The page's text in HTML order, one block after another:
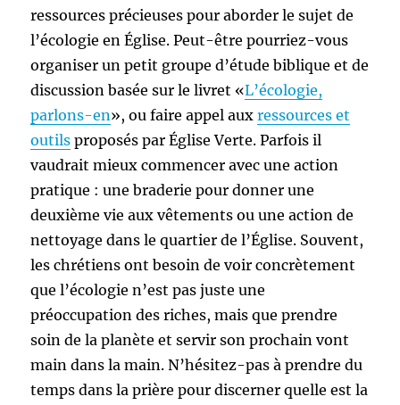
ressources précieuses pour aborder le sujet de
l’écologie en Église. Peut-être pourriez-vous
organiser un petit groupe d’étude biblique et de
discussion basée sur le livret «L’écologie,
parlons-en», ou faire appel auxressources et
outils proposés par Église Verte. Parfois il
vaudrait mieux commencer avec une action
pratique : une braderie pour donner une
deuxième vie aux vêtements ou une action de
nettoyage dans le quartier de l’Église. Souvent,
les chrétiens ont besoin de voir concrètement
que l’écologie n’est pas juste une
préoccupation des riches, mais que prendre
soin de la planète et servir son prochain vont
main dans la main. N’hésitez-pas à prendre du
temps dans la prière pour discerner quelle est la